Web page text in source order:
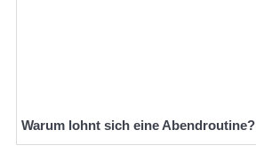
Warum lohnt sich eine Abendroutine?